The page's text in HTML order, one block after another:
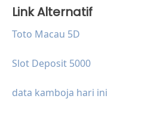
Link Alternatif
Toto Macau 5D
Slot Deposit 5000
data kamboja hari ini